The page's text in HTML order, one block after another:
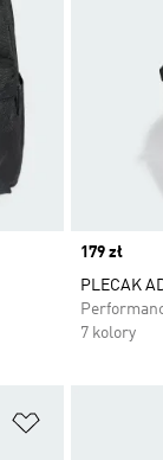
Price
179 zł
PLECAK
7 kolory